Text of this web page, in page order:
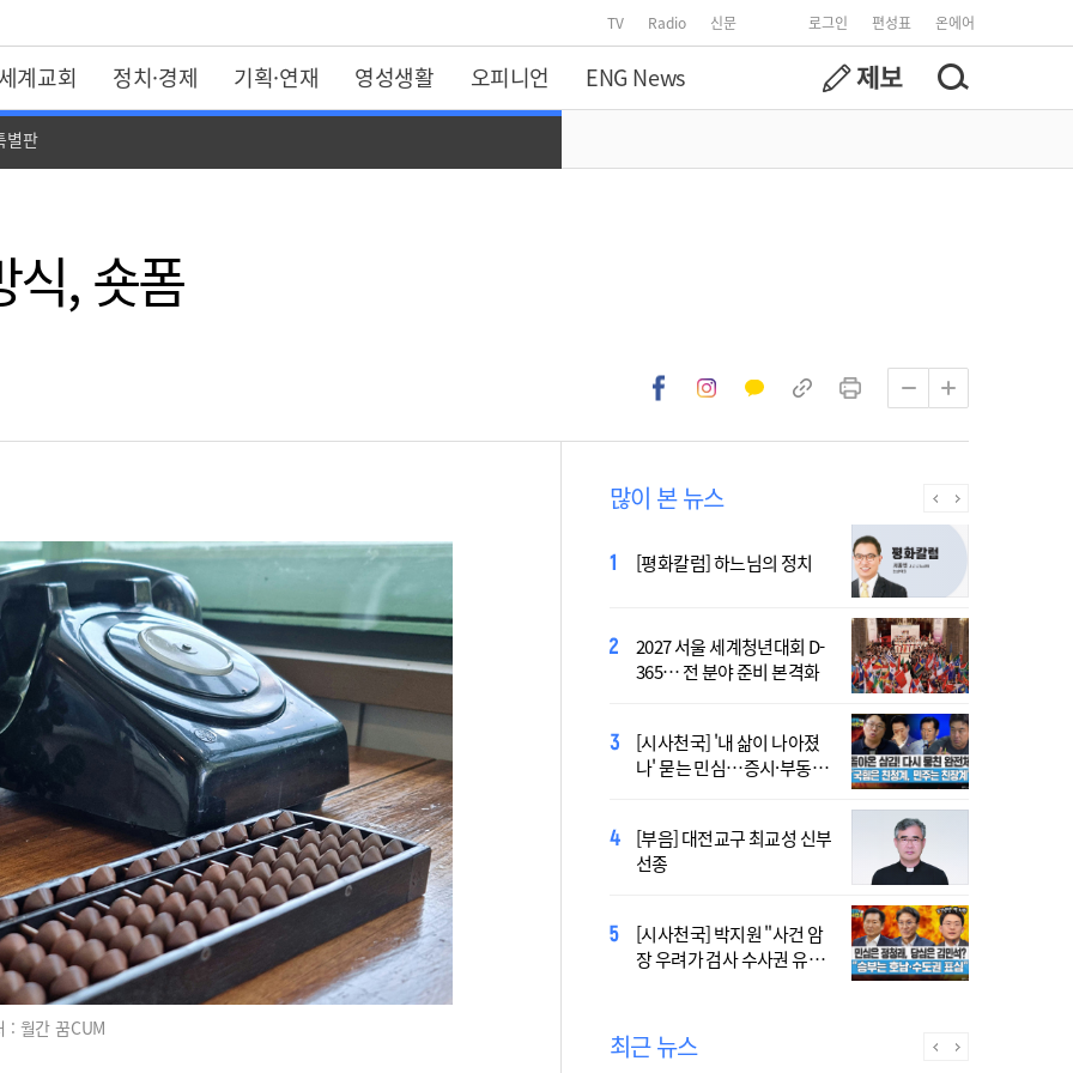
TV Radio 신문 로그인 편성표 온에어
계교회 정치·경제 기획·연재 영성생활 오피니언 ENG News
별판
식, 숏폼
: 월간 꿈CUM
많이 본 뉴스
[평화칼럼] 하느님의 정치
2027 서울 세계청년대회 D-
365… 전 분야 준비 본격화
[시사천국] '내 삶이 나아졌
나' 묻는 민심…증시·부동산
[부음] 대전교구 최교성 신부
선종
[시사천국] 박지원 "사건 암
장 우려가 검사 수사권 유지
[시사천국] 알고 싶지 않은 폭
염의 진실…올해가 가장 시
[시사천국] 서미화 "시각장애
여성 첫 최고위 도전…사회
2027 서울 WYD 공식 주제가
오늘 공개…한국인 곡 선정
[시사천국] 홍춘욱 "단일종목 레버리지 ETF는
없애는 게 맞다"
제가 공개…희망의 선율 울
린다
최근 뉴스